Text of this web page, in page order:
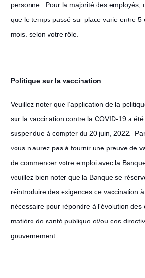
personne. Pour la majorité des employés,
que le temps passé sur place varie entre 5
mois, selon votre rôle.
Politique sur la vaccination
Veuillez noter que l’application de la
sur la vaccination contre la COVID-19 a
suspendue à compter du 20 juin, 2022.
vous n’aurez pas à fournir une preuve de
de commencer votre emploi avec la
veuillez bien noter que la Banque se
réintroduire des exigences de vaccination
nécessaire pour répondre à l'évolution des
matière de santé publique et/ou des
gouvernement.